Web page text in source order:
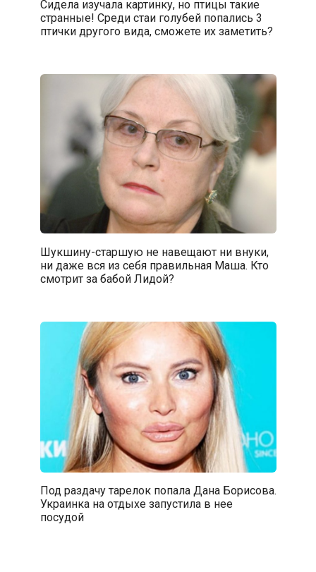
Сидела изучала картинку, но птицы такие
странные! Среди стаи голубей попались 3
птички другого вида, сможете их заметить?
Шукшину-старшую не навещают ни внуки,
ни даже вся из себя правильная Маша. Кто
смотрит за бабой Лидой?
Под раздачу тарелок попала Дана Борисова.
Украинка на отдыхе запустила в нее
посудой